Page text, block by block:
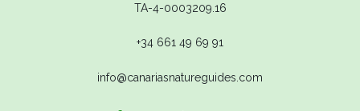
TA-4-0003209.16
+34 661 49 69 91
info@canariasnatureguides.com